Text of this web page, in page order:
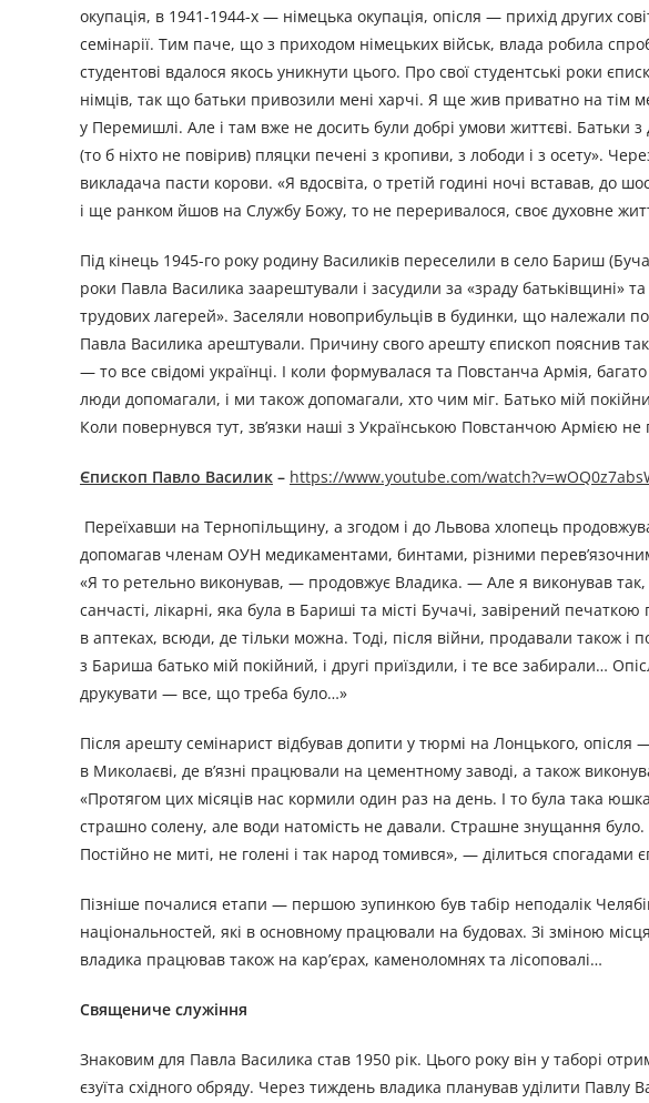
окупація, в 1941-1944-х — німецька окупація, опісля — прихід других
семінарії. Тим паче, що з приходом німецьких військ, влада робила
студентові вдалося якось уникнути цього. Про свої студентські роки
німців, так що батьки привозили мені харчі. Я ще жив приватно на
у Перемишлі. Але і там вже не досить були добрі умови життєві.
(то б ніхто не повірив) пляцки печені з кропиви, з лободи і з осету».
викладача пасти корови. «Я вдосвіта, о третій годині ночі вставав, до
і ще ранком йшов на Службу Божу, то не переривалося, своє духовне
Під кінець 1945-го року родину Василиків переселили в село Бариш
роки Павла Василика заарештували і засудили за «зраду батьківщині»
трудових лагерей». Заселяли новоприбульців в будинки, що належали
Павла Василика арештували. Причину свого арешту єпископ пояснив
— то все свідомі українці. І коли формувалася та Повстанча Армія,
люди допомагали, і ми також допомагали, хто чим міг. Батько мій
Коли повернувся тут, зв’язки наші з Українською Повстанчою Армією
Єпископ Павло Василик – https://www.youtube.com/
Переїхавши на Тернопільщину, а згодом і до Львова хлопець
допомагав членам ОУН медикаментами, бинтами, різними
«Я то ретельно виконував, — продовжує Владика. — Але я виконував
санчасті, лікарні, яка була в Бариші та місті Бучачі, завірений
в аптеках, всюди, де тільки можна. Тоді, після війни, продавали також
з Бариша батько мій покійний, і другі приїздили, і те все забирали…
друкувати — все, що треба було…»
Після арешту семінарист відбував допити у тюрмі на Лонцького,
в Миколаєві, де в’язні працювали на цементному заводі, а також
«Протягом цих місяців нас кормили один раз на день. І то була така
страшно солену, але води натомість не давали. Страшне знущання було.
Постійно не миті, не голені і так народ томився», — ділиться спогадами
Пізніше почалися етапи — першою зупинкою був табір неподалік
національностей, які в основному працювали на будовах. Зі зміною
владика працював також на кар’єрах, каменоломнях та лісоповалі…
Священиче служіння
Знаковим для Павла Василика став 1950 рік. Цього року він у таборі
єзуїта східного обряду. Через тиждень владика планував уділити